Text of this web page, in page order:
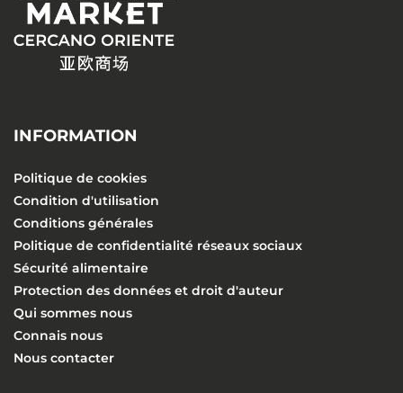
INFORMATION
Politique de cookies
Condition d'utilisation
Conditions générales
Politique de confidentialité réseaux sociaux
Sécurité alimentaire
Protection des données et droit d'auteur
Qui sommes nous
Connais nous
Nous contacter